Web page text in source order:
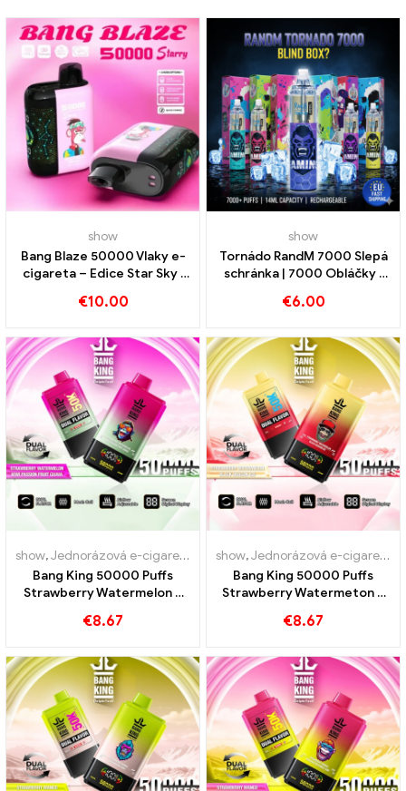
show
Bang Blaze 50000 Vlaky e-
cigareta – Edice Star Sky |
€10.00
show
Tornádo RandM 7000 Slepá
schránka | 7000 Obláčky |
€6.00
show,Jednorázová e-cigareta s nikotinem ,Jednorázové e-cigarety
Bang King 50000 Puffs
Strawberry Watermelon a
Chuť
€8.67
show,Jednorázová e-cigareta s nikotinem
Bang King 50000 Puffs
Strawberry Watermeton a
€8.67